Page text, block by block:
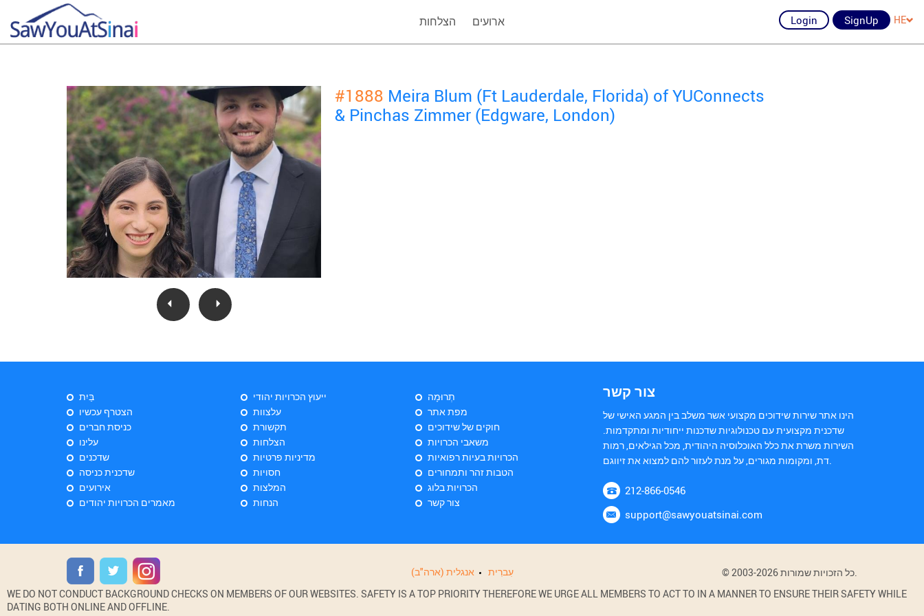
הצלחות ארועים Login SignUp HE
#1888 Meira Blum (Ft Lauderdale, Florida) of YUConnects
& Pinchas Zimmer (Edgware, London)
בַּיִת
הצטרף עכשיו
כניסת חברים
עלינו
שדכנים
שדכנית כניסה
אירועים
מאמרים הכרויות יהודים
ייעוץ הכרויות יהודי
עלצוות
תקשורת
הצלחות
מדיניות פרטיות
חסויות
המלצות
הנחות
תְרוּמָה
מפת אתר
חוקים של שידוכים
משאבי הכרויות
הכרויות בעיות רפואיות
הטבות זהר ותמחורים
הכרויות בלוג
צור קשר
צור קשר
הינו אתר שירות שידוכים מקצועי אשר משלב בין המגע האישי של
שדכנית מקצועית עם טכנולוגיות שדכנות ייחודיות ומתקדמות.
השירות משרת את כלל האוכלוסיה היהודית, מכל הגילאים, רמות
212-866-0546
support@sawyouatsinai.com
אנגלית (ארה"ב) עִברִית
WE DO NOT CONDUCT BACKGROUND CHECKS ON MEMBERS OF OUR WEBSITES. SAFETY IS A TOP PRIORITY THEREFORE WE URGE ALL MEMBERS TO ACT TO IN A MANNER TO ENSURE THEIR SAFETY WHILE
DATING BOTH ONLINE AND OFFLINE.